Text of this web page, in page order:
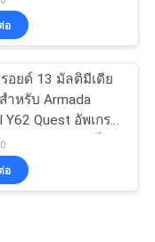
พร้อม Wireless
Android Auto,
อ
อยด์ 13 มัลติมีเดีย
าหรับ Armada
Y62 Quest อัพเกรด
ด้วย CarPlay ไร้
ทูป, แผนที่ Google
อ